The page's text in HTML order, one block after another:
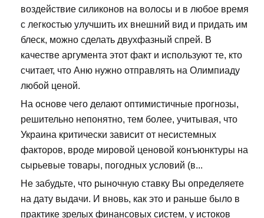
воздействие силиконов на волосы и в любое время
с легкостью улучшить их внешний вид и придать им
блеск, можно сделать двухфазный спрей. В
качестве аргумента этот факт и используют те, кто
считает, что Аню нужно отправлять на Олимпиаду
любой ценой.
На основе чего делают оптимистичные прогнозы,
решительно непонятно, тем более, учитывая, что
Украина критически зависит от несистемных
факторов, вроде мировой ценовой конъюнктуры на
сырьевые товары, погодных условий (в...
Не забудьте, что рыночную ставку Вы определяете
на дату выдачи. И вновь, как это и раньше было в
практике зрелых финансовых систем, у истоков